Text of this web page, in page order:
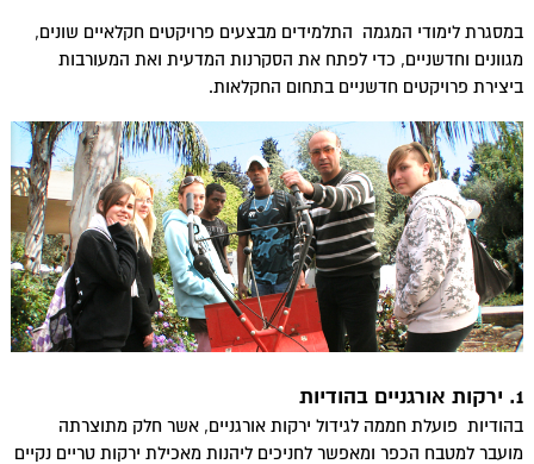
במסגרת לימודי המגמה התלמידים מבצעים פרויקטים חקלאיים שונים,
מגוונים וחדשניים, כדי לפתח את הסקרנות המדעית ואת המעורבות
ביצירת פרויקטים חדשניים בתחום החקלאות.
1. ירקות אורגניים בהודיות
בהודיות פועלת חממה לגידול ירקות אורגניים, אשר חלק מתוצרתה
מועבר למטבח הכפר ומאפשר לחניכים ליהנות מאכילת ירקות טריים נקיים